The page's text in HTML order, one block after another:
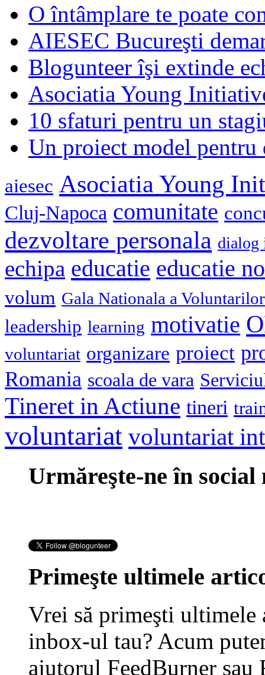
O întâmplare te poate
AIESEC Bucureşti
Blogunteer îşi extinde
Asociatia Young
10 sfaturi pentru un
Un proiect model
aiesec Asociatia Young
Cluj-Napoca comunitate
dezvoltare personala dialog
echipa educatie educatie
volum Gala Nationala a Voluntarilor
leadership learning motivatie
voluntariat organizare proiect
Romania scoala de vara
Tineret in Actiune tineri
voluntariat voluntariat
Urmăreşte-ne în social
Primeşte ultimele
Vrei să primeşti
inbox-ul tau? Acum
ajutorul FeedBurner sau